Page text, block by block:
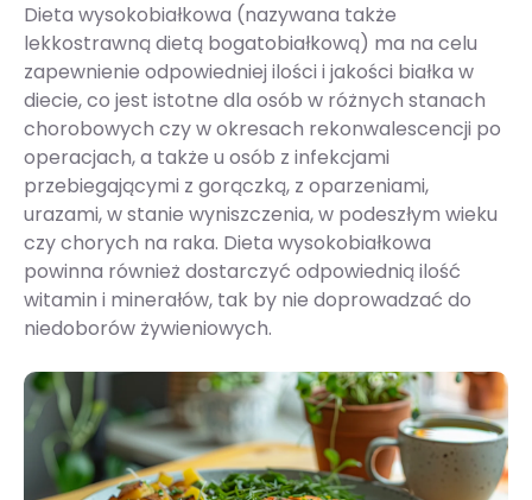
Dieta wysokobiałkowa (nazywana także
lekkostrawną dietą bogatobiałkową) ma na celu
zapewnienie odpowiedniej ilości i jakości białka w
diecie, co jest istotne dla osób w różnych stanach
chorobowych czy w okresach rekonwalescencji po
operacjach, a także u osób z infekcjami
przebiegającymi z gorączką, z oparzeniami,
urazami, w stanie wyniszczenia, w podeszłym wieku
czy chorych na raka. Dieta wysokobiałkowa
powinna również dostarczyć odpowiednią ilość
witamin i minerałów, tak by nie doprowadzać do
niedoborów żywieniowych.